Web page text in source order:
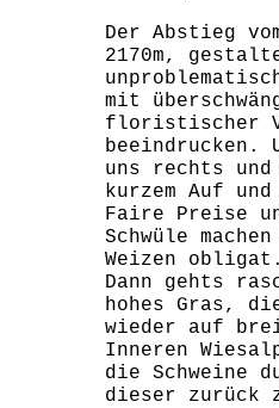
Der Abstieg
2170m,
mit
floristischer
beeindrucken.
uns rechts
kurzem Auf
Faire Preise
Schwüle
Weizen obligat.
Dann gehts
hohes Gras,
wieder auf
Inneren
die Schweine
dieser zurück